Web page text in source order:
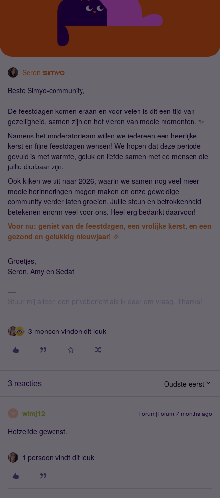
Seren
Beste Simyo-community,
De feestdagen komen eraan en voor velen is dit een tijd van
gezelligheid, samen zijn en het vieren van mooie momenten. ✨
Namens het moderatorteam willen we iedereen een heerlijke
kerst en fijne feestdagen wensen! We hopen dat deze periode
gevuld is met warmte, geluk en liefde samen met de mensen die
jullie dierbaar zijn.
Ook kijken we uit naar 2026, waarin we samen nog veel meer
mooie herinneringen mogen maken en onze geweldige
community verder laten groeien. Jullie steun en betrokkenheid
betekenen enorm veel voor ons. Heel erg bedankt daarvoor!
Voor nu: geniet van de feestdagen, een vrolijke kerst, en een
gezond en gelukkig nieuwjaar! 🎉
Groetjes,
Seren, Amy en Sedat
Stuur mij alleen een privébericht als ik daar om vraag. Thanks!
3 mensen vinden dit leuk
3 reacties Oudste eerst
W wimj12 Forum|Forum|7 months ago
Hetzelfde gewenst.
1 persoon vindt dit leuk